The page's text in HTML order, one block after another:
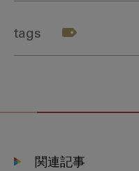
tags
関連記事